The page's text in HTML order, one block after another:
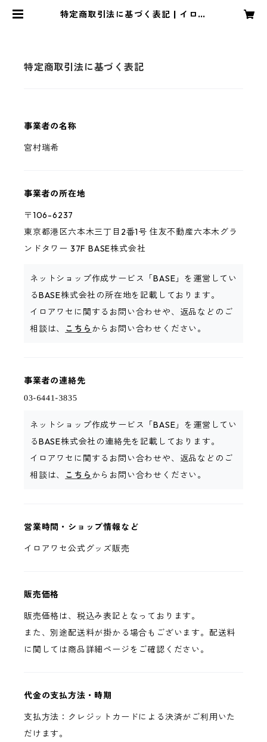
特定商取引法に基づく表記 | イロア
特定商取引法に基づく表記
事業者の名称
宮村瑞希
事業者の所在地
〒106-6237
東京都港区六本木三丁目2番1号 住友不動産六本木グラ
ンドタワー 37F BASE株式会社
ネットショップ作成サービス「BASE」を運営してい
るBASE株式会社の所在地を記載しております。
イロアワセに関するお問い合わせや、返品などのご
相談は、 こちら からお問い合わせください。
事業者の連絡先
ネットショップ作成サービス「BASE」を運営してい
るBASE株式会社の連絡先を記載しております。
イロアワセに関するお問い合わせや、返品などのご
相談は、 こちら からお問い合わせください。
営業時間・ショップ情報など
イロアワセ公式グッズ販売
販売価格
販売価格は、税込み表記となっております。
また、別途配送料が掛かる場合もございます。配送料
に関しては商品詳細ページをご確認ください。
代金の支払方法・時期
支払方法：クレジットカードによる決済がご利用いた
だけます。